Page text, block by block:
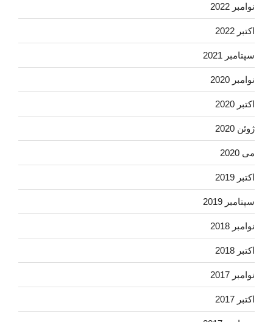
نوامبر 2022
اکتبر 2022
سپتامبر 2021
نوامبر 2020
اکتبر 2020
ژوئن 2020
می 2020
اکتبر 2019
سپتامبر 2019
نوامبر 2018
اکتبر 2018
نوامبر 2017
اکتبر 2017